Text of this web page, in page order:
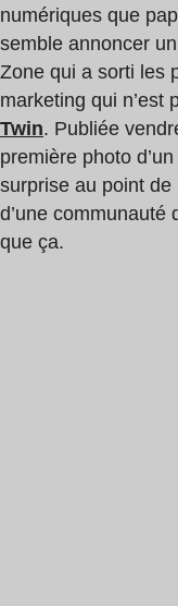
numériques que
semble annoncer
Zone qui a sorti les
marketing qui n’est
Twin. Publiée
première photo
surprise au point
d’une communauté
que ça.